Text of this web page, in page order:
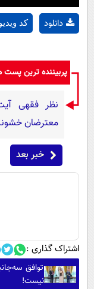
کد دانلود
پربیننده ترین
نظر فقهی
معترضان
خبر بعد
اشتراک گذاری :
توافق
نیست!